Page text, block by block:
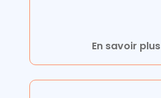
En savoir plus